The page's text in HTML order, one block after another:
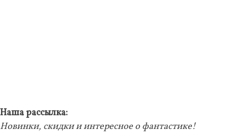
Наша рассылка:
Новинки, скидки и интересное о фантастике!